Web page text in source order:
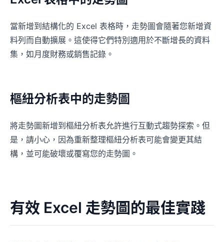
當新增到結構化的 Excel 表格時，走勢圖會隨著您新增資
料列而自動擴展。這使得它們特別適用於不斷增長的資料
集，如月度財務或銷售記錄。
樞紐分析表中的走勢圖
將走勢圖新增到樞紐分析表允許進行互動式趨勢探索。但
是，請小心，因為重新整理樞紐分析表可能會變更其結
構，並可能破壞或覆寫您的走勢圖。
有效 Excel 走勢圖的最佳實踐